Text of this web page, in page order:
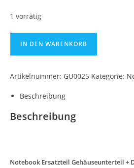
1 vorrätig
IN DEN WARENKORB
Artikelnummer: GU0025 Kategorie:
Beschreibung
Beschreibung
Notebook Ersatzteil Gehäuseunterteil +